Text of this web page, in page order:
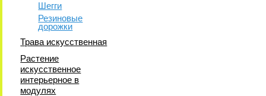
Шегги
Резиновые
дорожки
Трава искусственная
Растение
искусственное
интерьерное в
модулях